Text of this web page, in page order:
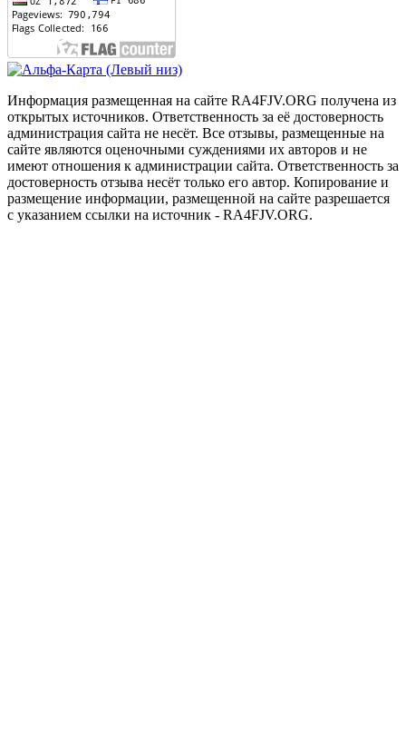
Информация размещенная на сайте RA4FJV.ORG получена из
открытых источников. Ответственность за её достоверность
администрация сайта не несёт. Все отзывы, размещенные на
сайте являются оценочными суждениями их авторов и не
имеют отношения к администрации сайта. Ответственность за
достоверность отзыва несёт только его автор. Копирование и
размещение информации, размещенной на сайте разрешается
с указанием ссылки на источник - RA4FJV.ORG.